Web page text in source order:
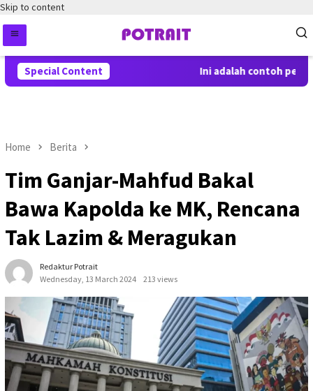
Skip to content
Special Content Ini adalah contoh
Home Berita
Tim Ganjar-Mahfud Bakal
Bawa Kapolda ke MK, Rencana
Tak Lazim & Meragukan
Redaktur Potrait
Wednesday, 13 March 2024
213 views